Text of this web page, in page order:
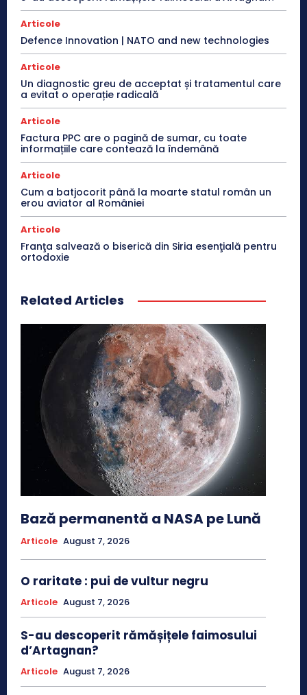
Articole
Defence Innovation | NATO and new technologies
Articole
Un diagnostic greu de acceptat și tratamentul care
a evitat o operație radicală
Articole
Factura PPC are o pagină de sumar, cu toate
informațiile care contează la îndemână
Articole
Cum a batjocorit până la moarte statul român un
erou aviator al României
Articole
Franţa salvează o biserică din Siria esenţială pentru
ortodoxie
Related Articles
Bază permanentă a NASA pe Lună
Articole August 7, 2026
O raritate : pui de vultur negru
Articole August 7, 2026
S-au descoperit rămășițele faimosului
d’Artagnan?
Articole August 7, 2026